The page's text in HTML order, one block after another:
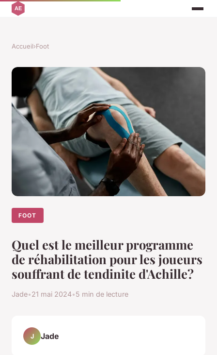
Accueil›Foot
FOOT
Quel est le meilleur programme
de réhabilitation pour les joueurs
souffrant de tendinite d'Achille?
Jade•21 mai 2024•5 min de lecture
J Jade